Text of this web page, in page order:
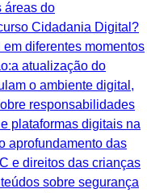
áreas do
Cidadania Digital?
diferentes momentos
atualização do
o ambiente digital,
responsabilidades
plataformas digitais na
aprofundamento das
e direitos das crianças
sobre segurança